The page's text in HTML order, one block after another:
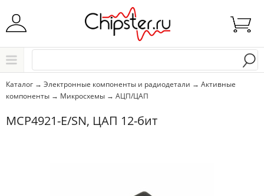
Начните водить название города..
Выбрать
Каталог → Электронные компоненты и радиодетали → Активные
компоненты → Микросхемы → АЦП/ЦАП
MCP4921-E/SN, ЦАП 12-бит